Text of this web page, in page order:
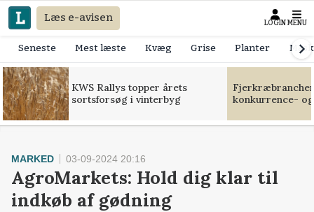
Læs e-avisen LOGIN MENU
Seneste Mest læste Kvæg Grise Planter
KWS Rallys topper årets
sortsforsøg i vinterbyg
konkurrence-
MARKED 03-09-2024 20:16
AgroMarkets: Hold dig klar til
indkøb af gødning